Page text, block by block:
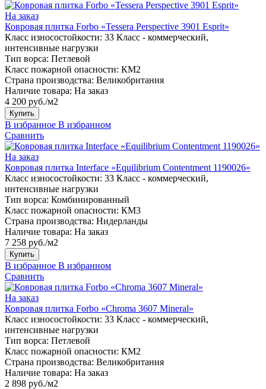
На заказ
Ковровая плитка Forbo «Tessera Perspective 3901 Esprit»
Класс износостойкости: 33 Класс - коммерческий,
интенсивные нагрузки
Тип ворса: Петлевой
Класс пожарной опасности: КМ2
Страна производства: Великобритания
Наличие товара: На заказ
4 200 руб./м2
Купить
В избранное В избранном
Сравнить
На заказ
Ковровая плитка Interface «Equilibrium Contentment 1190026»
Класс износостойкости: 33 Класс - коммерческий,
интенсивные нагрузки
Тип ворса: Комбинированный
Класс пожарной опасности: КМ3
Страна производства: Нидерланды
Наличие товара: На заказ
7 258 руб./м2
Купить
В избранное В избранном
Сравнить
На заказ
Ковровая плитка Forbo «Chroma 3607 Mineral»
Класс износостойкости: 33 Класс - коммерческий,
интенсивные нагрузки
Тип ворса: Петлевой
Класс пожарной опасности: КМ2
Страна производства: Великобритания
Наличие товара: На заказ
2 898 руб./м2